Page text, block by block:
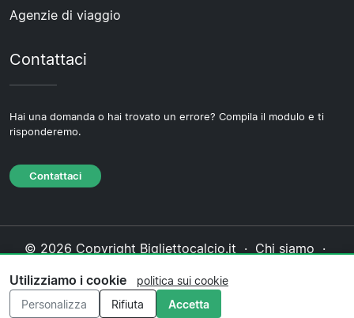
Agenzie di viaggio
Contattaci
Hai una domanda o hai trovato un errore? Compila il modulo e ti
risponderemo.
Contattaci
© 2026 Copyright Bigliettocalcio.it · Chi siamo ·
cookie·Politica editoriale
Utilizziamo i cookie
politica sui cookie
Personalizza
Rifiuta Accetta